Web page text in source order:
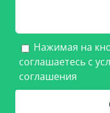
Нажимая на
соглашаетесь с
соглашения